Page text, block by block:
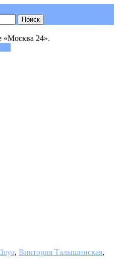
«Москва 24».
, Виктория Талышинская,